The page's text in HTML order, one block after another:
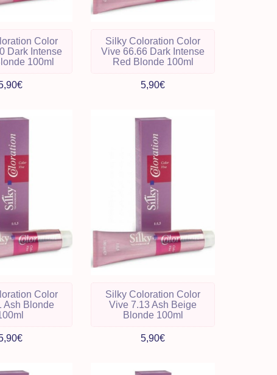
Color
Dark Intense
100ml
Silky Coloration Color
Vive 66.66 Dark Intense
Red Blonde 100ml
5,90€
Color
Ash Blonde
Silky Coloration Color
Vive 7.13 Ash Beige
Blonde 100ml
5,90€